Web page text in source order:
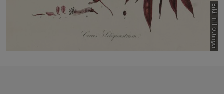
Bild: Till Ottinger